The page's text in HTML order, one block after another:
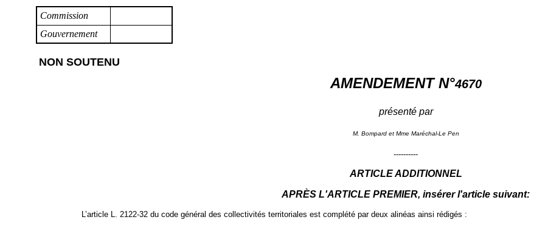
Commission
Gouvernement
NON SOUTENU
AMENDEMENT N°4670
présenté par
M. Bompard et Mme Maréchal-Le Pen
----------
ARTICLE ADDITIONNEL
APRÈS L'ARTICLE PREMIER, insérer l'article suivant:
L’article L. 2122‑32 du code général des collectivités territoriales est complété par deux alinéas ainsi rédigés :